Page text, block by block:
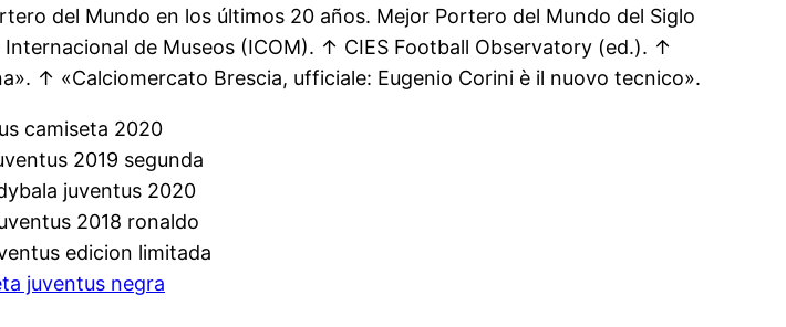
del Mundo en los últimos 20 años. Mejor Portero del Mundo del Siglo
de Museos (ICOM). ↑ CIES Football Observatory (ed.). ↑
↑ «Calciomercato Brescia, ufficiale: Eugenio Corini è il nuovo tecnico».